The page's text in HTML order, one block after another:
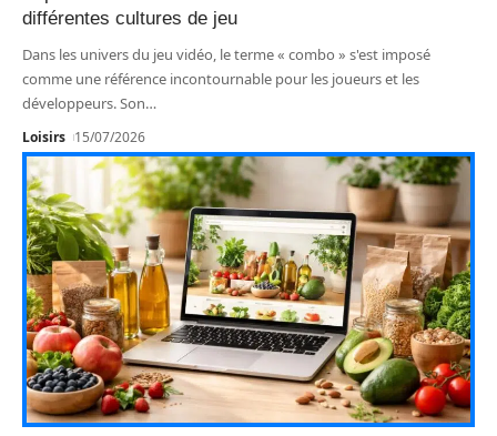
différentes cultures de jeu
Dans les univers du jeu vidéo, le terme « combo » s'est imposé
comme une référence incontournable pour les joueurs et les
développeurs. Son…
Loisirs 15/07/2026